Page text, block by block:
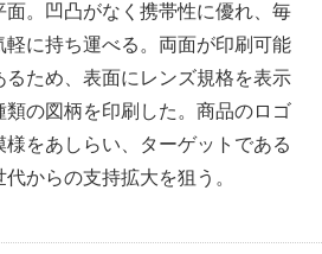
。凹凸がなく携帯性に優れ、毎
軽に持ち運べる。両面が印刷可能
るため、表面にレンズ規格を表示
類の図柄を印刷した。商品のロゴ
をあしらい、ターゲットである
からの支持拡大を狙う。